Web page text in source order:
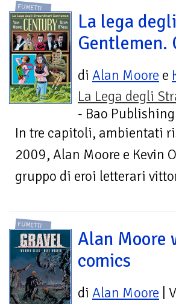
FUMETTI
La lega
Gentlemen.
di Alan Moore e
La Lega degli
- Bao
In tre capitoli, ambientati
2009, Alan Moore e Kevin
gruppo di eroi letterari
FUMETTI
Alan
comics
di Alan Moore |